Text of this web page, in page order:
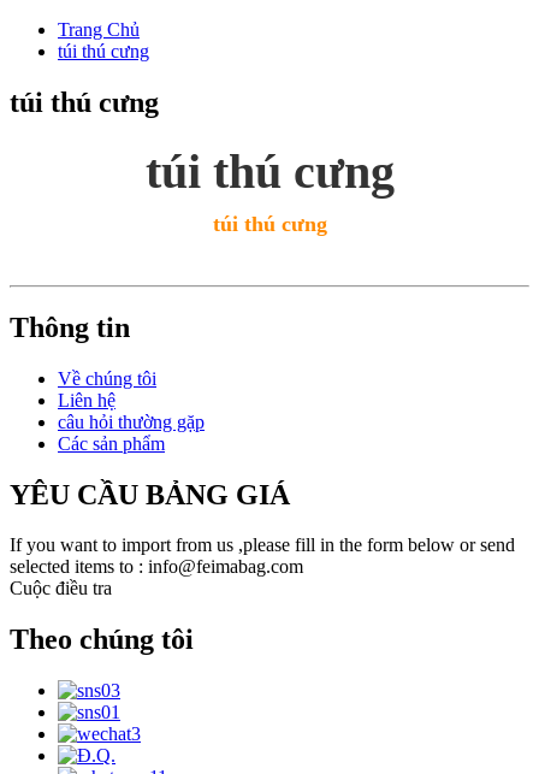
Trang Chủ
túi thú cưng
túi thú cưng
túi thú cưng
túi thú cưng
Thông tin
Về chúng tôi
Liên hệ
câu hỏi thường gặp
Các sản phẩm
YÊU CẦU BẢNG GIÁ
If you want to import from us ,please fill in the form below or send
selected items to : info@feimabag.com
Cuộc điều tra
Theo chúng tôi